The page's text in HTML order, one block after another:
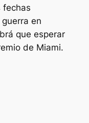
fechas
en
que esperar
de Miami.